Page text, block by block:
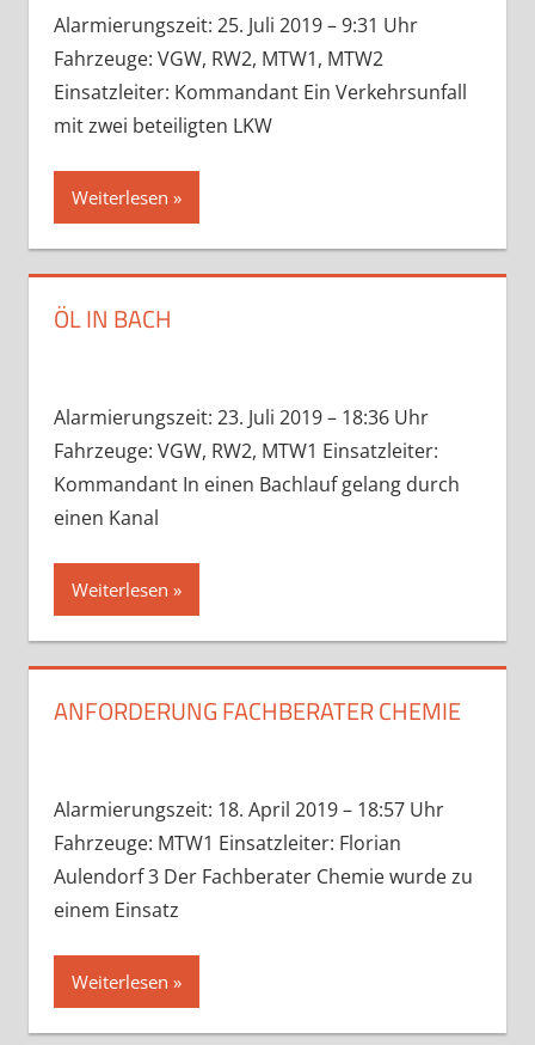
Alarmierungszeit: 25. Juli 2019 – 9:31 Uhr
Fahrzeuge: VGW, RW2, MTW1, MTW2
Einsatzleiter: Kommandant Ein Verkehrsunfall
mit zwei beteiligten LKW
Weiterlesen
ÖL IN BACH
Alarmierungszeit: 23. Juli 2019 – 18:36 Uhr
Fahrzeuge: VGW, RW2, MTW1 Einsatzleiter:
Kommandant In einen Bachlauf gelang durch
einen Kanal
Weiterlesen
ANFORDERUNG FACHBERATER CHEMIE
Alarmierungszeit: 18. April 2019 – 18:57 Uhr
Fahrzeuge: MTW1 Einsatzleiter: Florian
Aulendorf 3 Der Fachberater Chemie wurde zu
einem Einsatz
Weiterlesen